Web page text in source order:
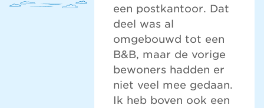
een postkantoor. Dat
deel was al
omgebouwd tot een
B&B, maar de vorige
bewoners hadden er
niet veel mee gedaan.
Ik heb boven ook een